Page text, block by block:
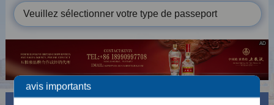
Veuillez sélectionner votre type de passeport
AD
avis importants